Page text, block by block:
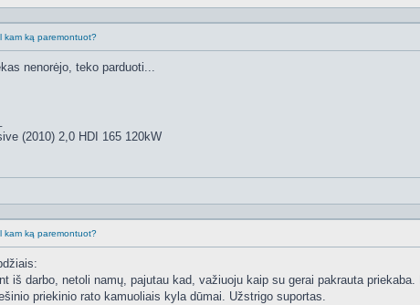
kam ką paremontuot?
nenorėjo, teko parduoti...
(2010) 2,0 HDI 165 120kW
kam ką paremontuot?
iš darbo, netoli namų, pajutau kad, važiuoju kaip su gerai pakrauta
priekinio rato kamuoliais kyla dūmai. Užstrigo suportas.